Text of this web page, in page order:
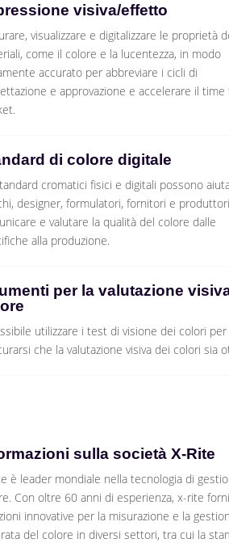
visiva/effetto
visualizzare e digitalizzare le proprietà
come il colore e la lucentezza, in modo
accurato per abbreviare i cicli di
e approvazione e accelerare il time
di colore digitale
cromatici fisici e digitali possono
designer, formulatori, fornitori e
e valutare la qualità del colore dalle
alla produzione.
per la valutazione
utilizzare i test di visione dei colori per
che la valutazione visiva dei colori sia
sulla società X-Rite
è leader mondiale nella tecnologia di
Con oltre 60 anni di esperienza, x-rite
innovative per la misurazione e la
del colore in diversi settori, tra cui la